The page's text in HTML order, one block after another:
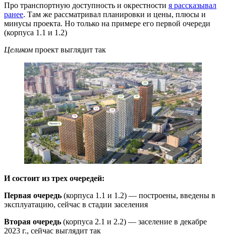
Про транспортную доступность и окрестности я рассказывал
ранее. Там же рассматривал планировки и цены, плюсы и
минусы проекта. Но только на примере его первой очереди
(корпуса 1.1 и 1.2)
Целиком проект выглядит так
И состоит из трех очередей:
Первая очередь (корпуса 1.1 и 1.2) — построены, введены в
эксплуатацию, сейчас в стадии заселения
Вторая очередь (корпуса 2.1 и 2.2) — заселение в декабре
2023 г., сейчас выглядит так